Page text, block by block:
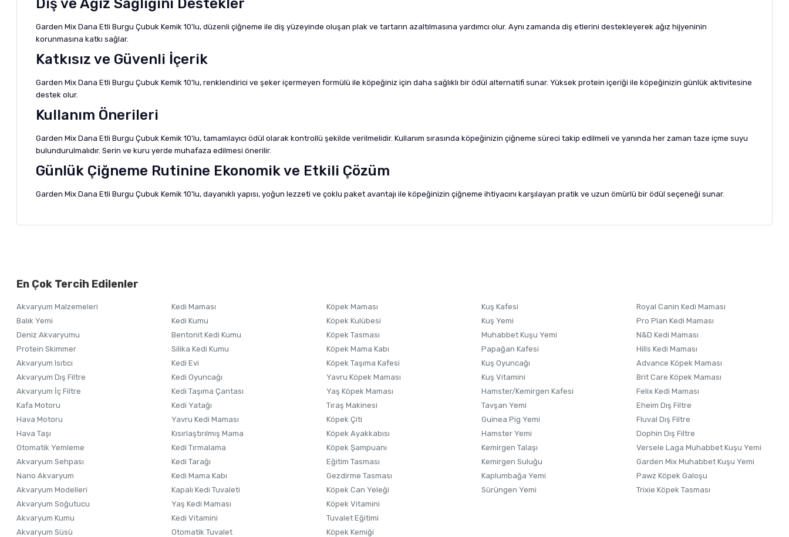
Diş ve Ağız Sağlığını Destekler
Garden Mix Dana Etli Burgu Çubuk Kemik 10'lu, düzenli çiğneme ile diş yüzeyinde oluşan plak ve tartarın azaltılmasına yardımcı olur. Aynı zamanda diş etlerini destekleyerek ağız hijyeninin
korunmasına katkı sağlar.
Katkısız ve Güvenli İçerik
Garden Mix Dana Etli Burgu Çubuk Kemik 10'lu, renklendirici ve şeker içermeyen formülü ile köpeğiniz için daha sağlıklı bir ödül alternatifi sunar. Yüksek protein içeriği ile köpeğinizin günlük aktivitesine
destek olur.
Kullanım Önerileri
Garden Mix Dana Etli Burgu Çubuk Kemik 10'lu, tamamlayıcı ödül olarak kontrollü şekilde verilmelidir. Kullanım sırasında köpeğinizin çiğneme süreci takip edilmeli ve yanında her zaman taze içme suyu
bulundurulmalıdır. Serin ve kuru yerde muhafaza edilmesi önerilir.
Günlük Çiğneme Rutinine Ekonomik ve Etkili Çözüm
Garden Mix Dana Etli Burgu Çubuk Kemik 10'lu, dayanıklı yapısı, yoğun lezzeti ve çoklu paket avantajı ile köpeğinizin çiğneme ihtiyacını karşılayan pratik ve uzun ömürlü bir ödül seçeneği sunar.
Ürünü Satın Al ve Yorumla
Ürün açıklamasında eksik bilgiler bulunuyor.
Ürün fiyatı diğer sitelerden daha pahalı.
Bu ürüne benzer farklı alternatifler olmalı.
Gönder
En Çok Tercih Edilenler
Akvaryum Malzemeleri
Balık Yemi
Deniz Akvaryumu
Protein Skimmer
Akvaryum Isıtıcı
Akvaryum Dış Filtre
Akvaryum İç Filtre
Kafa Motoru
Hava Motoru
Hava Taşı
Otomatik Yemleme
Akvaryum Sehpası
Nano Akvaryum
Akvaryum Modelleri
Akvaryum Soğutucu
Akvaryum Kumu
Akvaryum Süsü
Kedi Maması
Kedi Kumu
Bentonit Kedi Kumu
Silika Kedi Kumu
Kedi Evi
Kedi Oyuncağı
Kedi Taşıma Çantası
Kedi Yatağı
Yavru Kedi Maması
Kısırlaştırılmış Mama
Kedi Tırmalama
Kedi Tarağı
Kedi Mama Kabı
Kapalı Kedi Tuvaleti
Yaş Kedi Maması
Kedi Vitamini
Otomatik Tuvalet
Köpek Maması
Köpek Kulübesi
Köpek Tasması
Köpek Mama Kabı
Köpek Taşıma Kafesi
Yavru Köpek Maması
Yaş Köpek Maması
Tıraş Makinesi
Köpek Çiti
Köpek Ayakkabısı
Köpek Şampuanı
Eğitim Tasması
Gezdirme Tasması
Köpek Can Yeleği
Köpek Vitamini
Tuvalet Eğitimi
Köpek Kemiği
Kuş Kafesi
Kuş Yemi
Muhabbet Kuşu Yemi
Papağan Kafesi
Kuş Oyuncağı
Kuş Vitamini
Hamster/Kemirgen Kafesi
Tavşan Yemi
Guinea Pig Yemi
Hamster Yemi
Kemirgen Talaşı
Kemirgen Suluğu
Kaplumbağa Yemi
Sürüngen Yemi
Royal Canin Kedi Maması
Pro Plan Kedi Maması
N&D Kedi Maması
Hills Kedi Maması
Advance Köpek Maması
Brit Care Köpek Maması
Felix Kedi Maması
Eheim Dış Filtre
Fluval Dış Filtre
Dophin Dış Filtre
Versele Laga Muhabbet Kuşu Yemi
Garden Mix Muhabbet Kuşu Yemi
Pawz Köpek Galoşu
Trixie Köpek Tasması